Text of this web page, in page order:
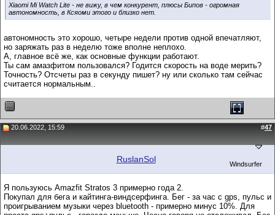
Xiaomi Mi Watch Lite - не вижу, в чем конкурент, плюсы Бипов - огромная
автономность, в Ксяоми этого и близко нет.
автономность это хорошо, четыре недели против одной впечатляют,
но заряжать раз в неделю тоже вполне неплохо.
А, главное всё же, как основные функции работают.
Ты сам амазфитом пользовался? Годится скорость на воде мерить?
Точность? Отсчеты раз в секунду пишет? ну или сколько там сейчас
считается нормальным..
20.06.2022, 15:59 #47
RuslanSol Windsurfer
Я пользуюсь Amazfit Stratos 3 примерно года 2.
Покупал для бега и кайтинга-виндсерфинга. Бег - за час с gps, пульс и
проигрыванием музыки через bluetooth - примерно минус 10%. Для